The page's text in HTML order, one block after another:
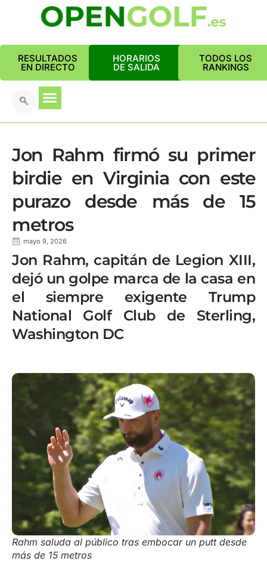
RESULTADOS
EN DIRECTO
HORARIOS
DE SALIDA
TODOS LOS
RANKINGS
Jon Rahm firmó su primer
birdie en Virginia con este
purazo desde más de 15
metros
mayo 9, 2026
Jon Rahm, capitán de Legion XIII,
dejó un golpe marca de la casa en
el siempre exigente Trump
National Golf Club de Sterling,
Washington DC
Rahm saluda al público tras embocar un putt desde
más de 15 metros